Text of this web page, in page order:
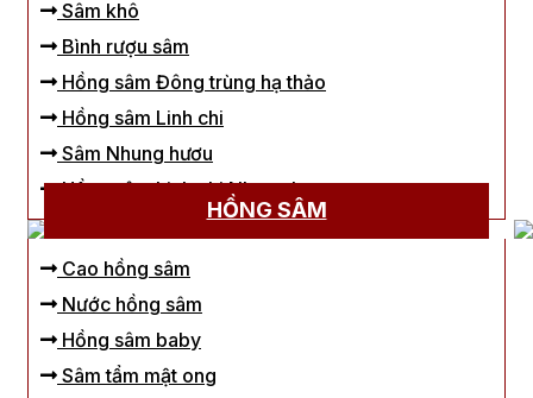
Sâm khô
Bình rượu sâm
Hồng sâm Đông trùng hạ thảo
Hồng sâm Linh chi
Sâm Nhung hươu
Hồng sâm Linh chi Nhung hươu
HỒNG SÂM
Cao hồng sâm
Nước hồng sâm
Hồng sâm baby
Sâm tẩm mật ong